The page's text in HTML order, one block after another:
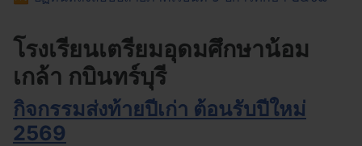
โรงเรียนเตรียมอุดมศึกษาน้อม
เกล้า กบินทร์บุรี
กิจกรรมส่งท้ายปีเก่า ต้อนรับปีใหม่
2569